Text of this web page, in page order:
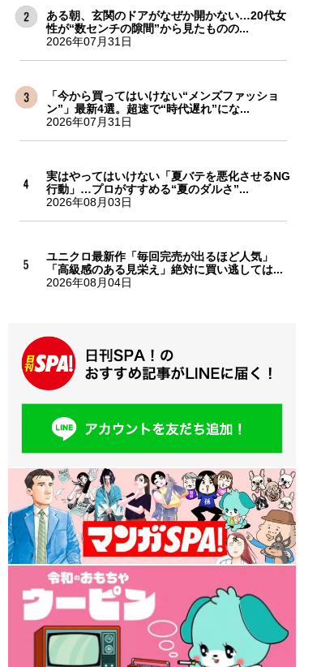
ある朝、玄関のドアがなぜか開かない…20代女
性が“数センチの隙間”から見たものの...
2026年07月31日
「今から買ってはいけない“メンズファッショ
ン”」最新4選。超速で“時代遅れ”にな...
2026年07月31日
実はやってはいけない「夏バテを悪化させるNG
行動」…プロがすすめる“夏のダルさ”...
2026年08月03日
ユニクロ最新作「毎回完売が出るほど人気」
「高級感のある見栄え」絶対に買い逃しては...
2026年08月04日